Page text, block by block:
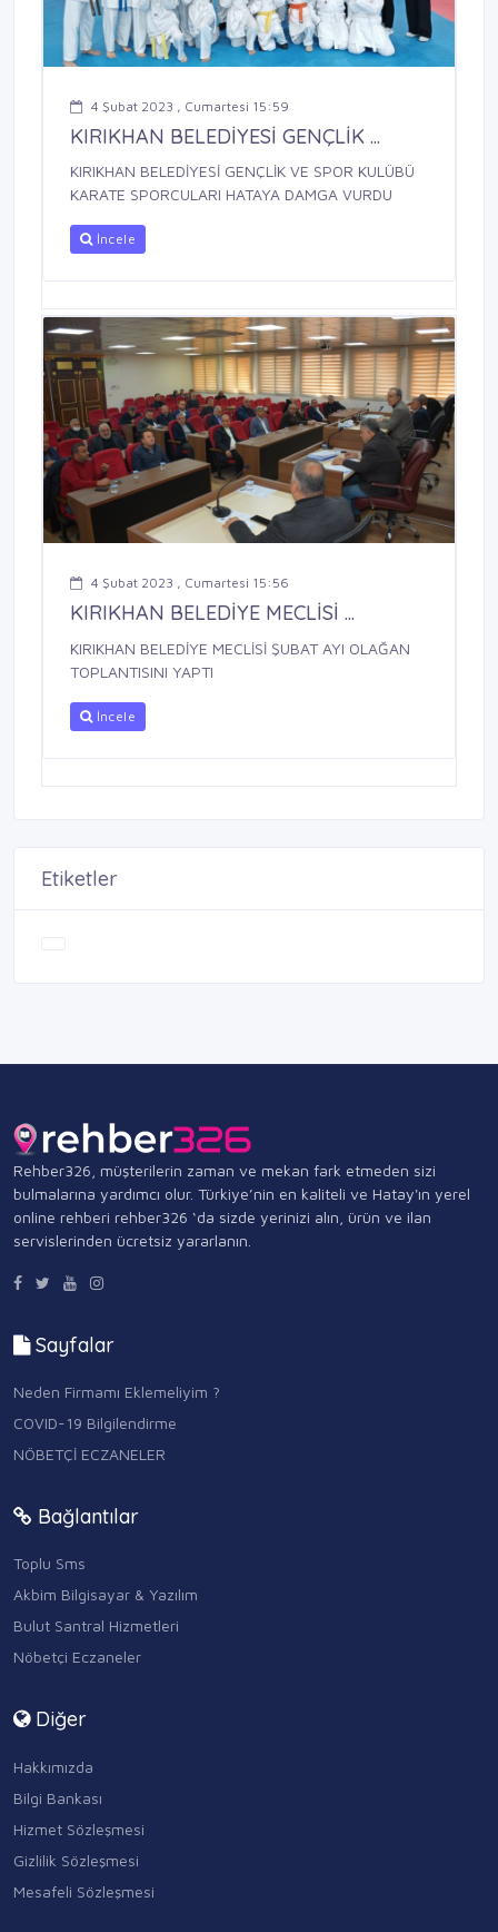
4 Şubat 2023 , Cumartesi 15:59
KIRIKHAN BELEDİYESİ GENÇLİK ...
KIRIKHAN BELEDİYESİ GENÇLİK VE SPOR KULÜBÜ
KARATE SPORCULARI HATAYA DAMGA VURDU
İncele
4 Şubat 2023 , Cumartesi 15:56
KIRIKHAN BELEDİYE MECLİSİ ...
KIRIKHAN BELEDİYE MECLİSİ ŞUBAT AYI OLAĞAN
TOPLANTISINI YAPTI
İncele
Etiketler
Rehber326, müşterilerin zaman ve mekan fark etmeden sizi
bulmalarına yardımcı olur. Türkiye’nin en kaliteli ve Hatay'ın yerel
online rehberi rehber326 ‘da sizde yerinizi alın, ürün ve ilan
servislerinden ücretsiz yararlanın.
Sayfalar
Neden Firmamı Eklemeliyim ?
COVID-19 Bilgilendirme
NÖBETÇİ ECZANELER
Bağlantılar
Toplu Sms
Akbim Bilgisayar & Yazılım
Bulut Santral Hizmetleri
Nöbetçi Eczaneler
Diğer
Hakkımızda
Bilgi Bankası
Hizmet Sözleşmesi
Gizlilik Sözleşmesi
Mesafeli Sözleşmesi